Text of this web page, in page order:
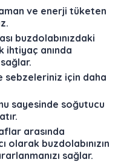
ve enerji tüketen
buzdolabınızdaki
ihtiyaç anında
sebzeleriniz için daha
sayesinde soğutucu
arasında
olarak buzdolabınızın
sağlar.